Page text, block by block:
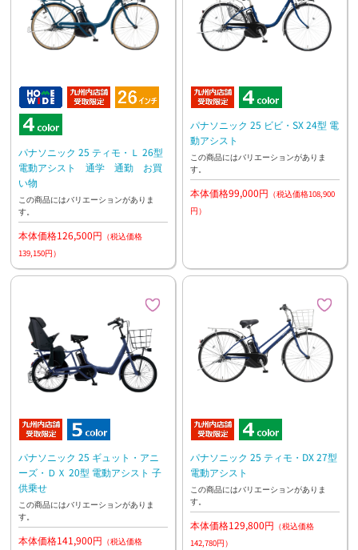
パナソニック 25 ティモ・Ｌ 26型
電動アシスト 通学 通勤 お買
い物
この商品にはバリエーションがありま
す。
本体価格126,500円 （税込価格
139,150円）
パナソニック 25 ビビ・SX 24型 電
動アシスト
この商品にはバリエーションがありま
す。
本体価格99,000円 （税込価格108,900
円）
パナソニック 25 ギュット・アニ
ーズ・ＤＸ 20型 電動アシスト 子
供乗せ
この商品にはバリエーションがありま
す。
本体価格141,900円 （税込価格
パナソニック 25 ティモ・DX 27型
電動アシスト
この商品にはバリエーションがありま
す。
本体価格129,800円 （税込価格
142,780円）